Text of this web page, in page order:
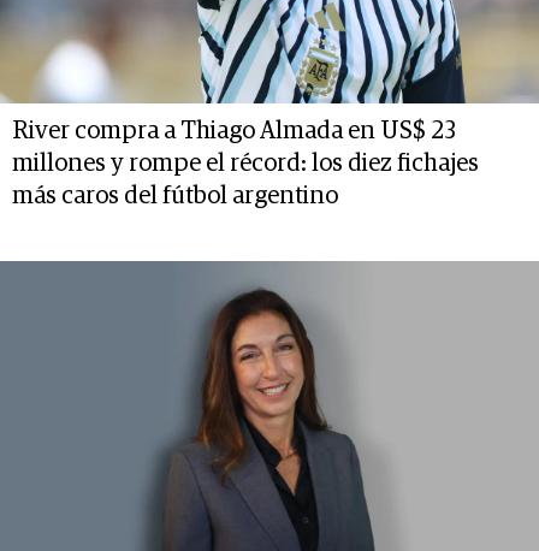
River compra a Thiago Almada en US$ 23
millones y rompe el récord: los diez fichajes
más caros del fútbol argentino